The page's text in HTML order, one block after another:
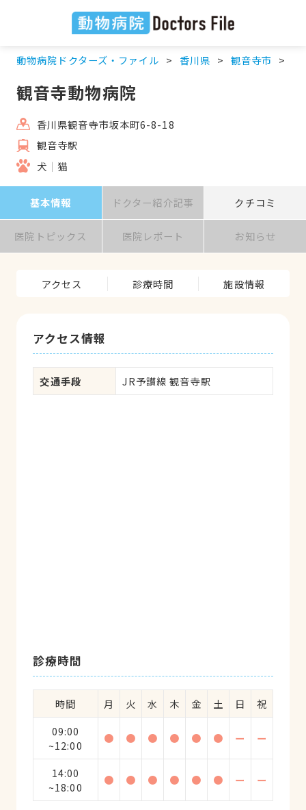
動物病院ドクターズ・ファイル 香川県 観音寺市
観音寺動物病院
香川県観音寺市坂本町6-8-18
観音寺駅
犬
猫
基本情報 ドクター紹介記事 クチコミ
医院トピックス 医院レポート お知らせ
アクセス 診療時間 施設情報
アクセス情報
交通手段 JR予讃線 観音寺駅
診療時間
時間 月 火 水 木 金 土 日
祝
09:00
~12:00
● ● ● ● ● ● ー ー
14:00
~18:00
● ● ● ● ● ● ー ー